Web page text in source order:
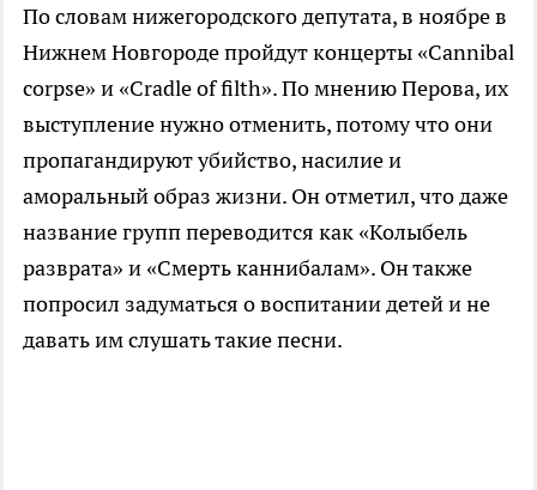
По словам нижегородского депутата, в ноябре в
Нижнем Новгороде пройдут концерты «Cannibal
corpse» и «Cradle of filth». По мнению Перова, их
выступление нужно отменить, потому что они
пропагандируют убийство, насилие и
аморальный образ жизни. Он отметил, что даже
название групп переводится как «Колыбель
разврата» и «Смерть каннибалам». Он также
попросил задуматься о воспитании детей и не
давать им слушать такие песни.